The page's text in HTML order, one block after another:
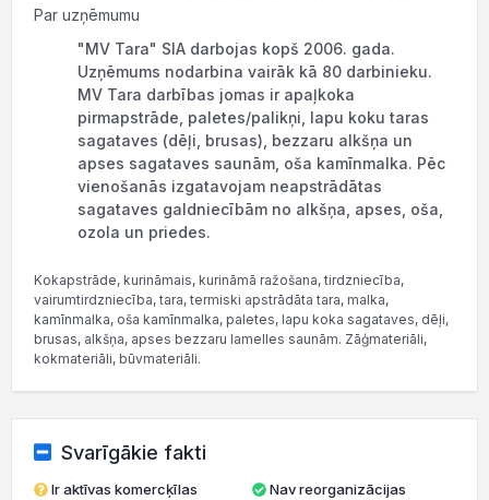
Par uzņēmumu
"MV Tara" SIA darbojas kopš 2006. gada.
Uzņēmums nodarbina vairāk kā 80 darbinieku.
MV Tara darbības jomas ir apaļkoka
pirmapstrāde, paletes/palikņi, lapu koku taras
sagataves (dēļi, brusas), bezzaru alkšņa un
apses sagataves saunām, oša kamīnmalka. Pēc
vienošanās izgatavojam neapstrādātas
sagataves galdniecībām no alkšņa, apses, oša,
ozola un priedes.
Kokapstrāde, kurināmais, kurināmā ražošana, tirdzniecība,
vairumtirdzniecība, tara, termiski apstrādāta tara, malka,
kamīnmalka, oša kamīnmalka, paletes, lapu koka sagataves, dēļi,
brusas, alkšņa, apses bezzaru lamelles saunām. Zāģmateriāli,
kokmateriāli, būvmateriāli.
Svarīgākie fakti
Ir aktīvas komercķīlas
Nav reorganizācijas